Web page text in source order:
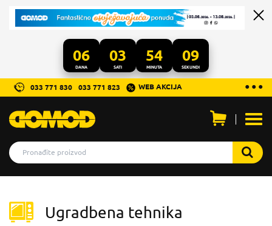
06
DANA
03
SATI
54
MINUTA
09
SEKUNDI
...
● ● ●
033 771 830 033 771 823 WEB AKCIJA
Ugradbena tehnika